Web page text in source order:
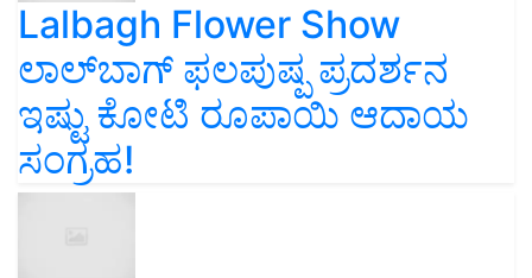
Lalbagh Flower Show
ಲಾಲ್‌ಬಾಗ್ ಫಲಪುಷ್ಪ ಪ್ರದರ್ಶನ
ಇಷ್ಟು ಕೋಟಿ ರೂಪಾಯಿ ಆದಾಯ
ಸಂಗ್ರಹ!